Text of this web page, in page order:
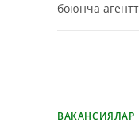
боюнча
ВАКАНСИЯЛАР